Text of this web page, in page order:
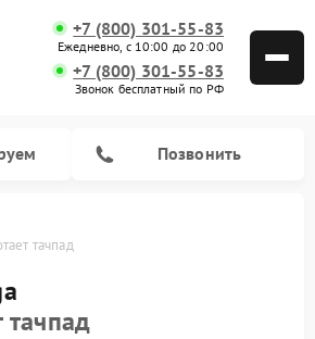
+7 (800) 301-55-83
Ежедневно, с 10:00 до 20:00
+7 (800) 301-55-83
Звонок бесплатный по РФ
Позвонить
тачпад
тачпад